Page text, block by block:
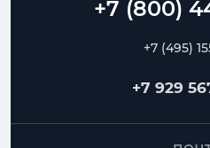
+7 (495)
+7 929